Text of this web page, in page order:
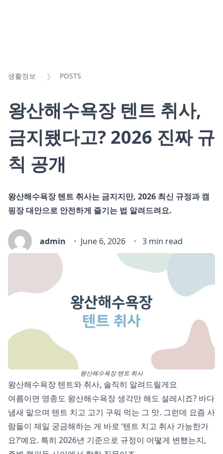
생활정보 POSTS
왕산해수욕장 텐트 취사,
금지됐다고? 2026 진짜 규
칙 공개
왕산해수욕장 텐트 취사는 금지지만, 2026 최신 규정과 캠
핑장 대안으로 안전하게 즐기는 법 알려드려요.
admin June 6, 2026 3 min read
왕산해수욕장 텐트 취사
왕산해수욕장 텐트와 취사, 솔직히 알려드릴게요
여름이면 영종도 왕산해수욕장 생각만 해도 설레시죠? 바다
냄새 맡으며 텐트 치고 고기 구워 먹는 그 맛. 그런데 요즘 사
람들이 제일 궁금해하는 게 바로 ‘텐트 치고 취사 가능한가
요?‘예요. 특히 2026년 기준으로 규정이 어떻게 변했는지,